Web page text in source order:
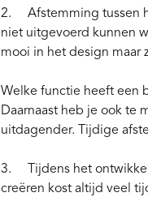
2. Afstemming tussen
niet uitgevoerd kunnen
mooi in het design maar
Welke functie heeft een
Daarnaast heb je ook te
uitdagender. Tijdige
3. Tijdens het
creëren kost altijd veel